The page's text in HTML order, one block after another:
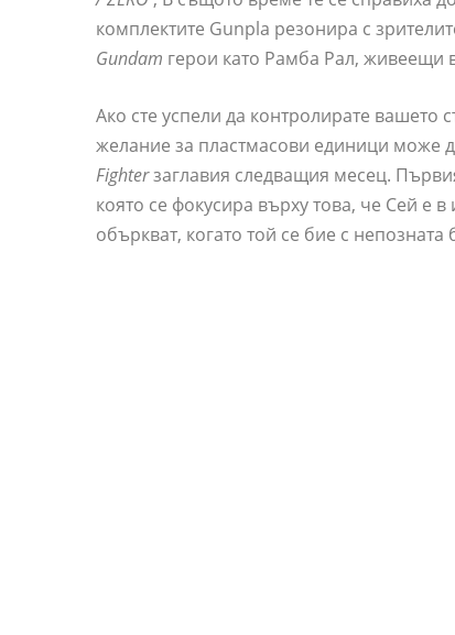
комплектите Gunpla резонира с
Gundam герои като Рамба Рал, живеещи
Ако сте успели да контролирате вашето
желание за пластмасови единици може
Fighterзаглавия следващия месец.
която се фокусира върху това, че Сей е
объркват, когато той се бие с непозната